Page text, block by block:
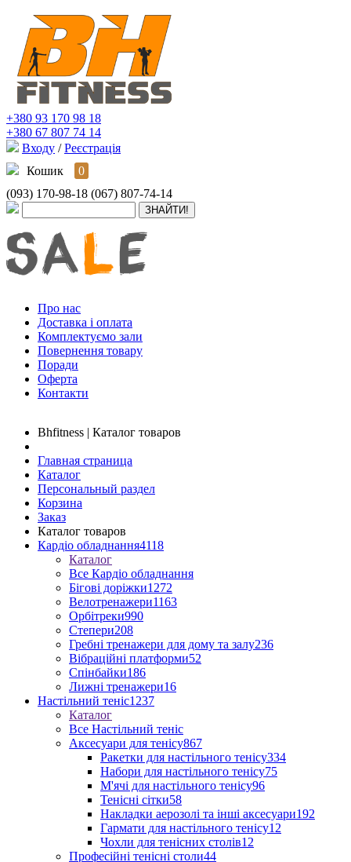
+380 93 170 98 18
+380 67 807 74 14
Входу / Реєстрація
Кошик
0
(093) 170-98-18 (067) 807-74-14
Про нас
Доставка і оплата
Комплектуємо зали
Повернення товару
Поради
Оферта
Контакти
Bhfitness | Каталог товаров
Главная страница
Каталог
Персональный раздел
Корзина
Заказ
Каталог товаров
Кардіо обладнання4118
Каталог
Все Кардіо обладнання
Бігові доріжки1272
Велотренажери1163
Орбітреки990
Степери208
Гребні тренажери для дому та залу236
Вібраційні платформи52
Спінбайки186
Лижні тренажери16
Настільний теніс1237
Каталог
Все Настільний теніс
Аксесуари для тенісу867
Ракетки для настільного тенісу334
Набори для настільного тенісу75
М'ячі для настільного тенісу96
Тенісні сітки58
Накладки аерозолі та інші аксесуари192
Гармати для настільного тенісу12
Чохли для тенісних столів12
Професійні тенісні столи44